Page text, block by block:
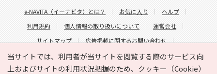
当サイトでは、利用者が当サイトを閲覧する際のサービス向
上およびサイトの利用状況把握のため、クッキー（Cookie）
e-NAVITA（イーナビタ）とは？ お気に入り
ヘルプ
利用規約
個人情報の取り扱いについて
運営会社
サイトマップ
広告掲載に関するお問い合わせ
サイトの内容に関するお問い合わせ